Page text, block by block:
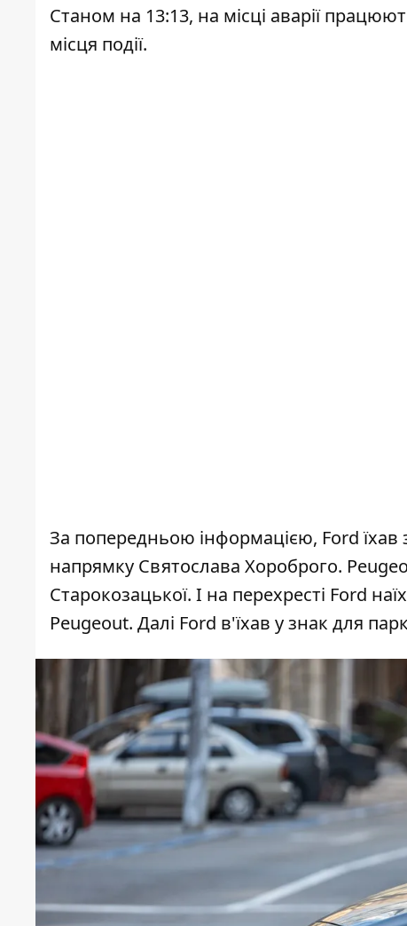
Станом на 13:13, на місці аварії
місця події.
За попередньою інформацією, Ford їхав
напрямку Святослава Хороброго.
Старокозацької. І на перехресті Ford
Peugeout. Далі Ford в'їхав у знак для